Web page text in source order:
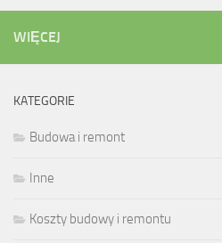
WIĘCEJ
KATEGORIE
Budowa i remont
Inne
Koszty budowy i remontu